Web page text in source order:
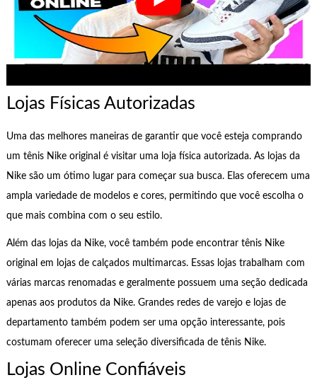
Lojas Físicas Autorizadas
Uma das melhores maneiras de garantir que você esteja comprando
um tênis Nike original é visitar uma loja física autorizada. As lojas da
Nike são um ótimo lugar para começar sua busca. Elas oferecem uma
ampla variedade de modelos e cores, permitindo que você escolha o
que mais combina com o seu estilo.
Além das lojas da Nike, você também pode encontrar tênis Nike
original em lojas de calçados multimarcas. Essas lojas trabalham com
várias marcas renomadas e geralmente possuem uma seção dedicada
apenas aos produtos da Nike. Grandes redes de varejo e lojas de
departamento também podem ser uma opção interessante, pois
costumam oferecer uma seleção diversificada de tênis Nike.
Lojas Online Confiáveis